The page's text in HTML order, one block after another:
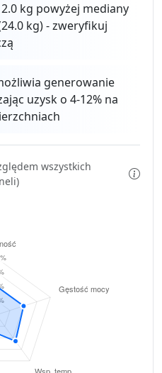
kg powyżej mediany
kg) - zweryfikuj
generowanie
uzysk o 4-12% na
wszystkich